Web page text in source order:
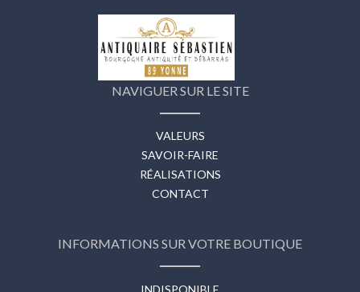
NAVIGUER SUR LE SITE
VALEURS
SAVOIR-FAIRE
RÉALISATIONS
CONTACT
INFORMATIONS SUR VOTRE BOUTIQUE
INDISPONIBLE